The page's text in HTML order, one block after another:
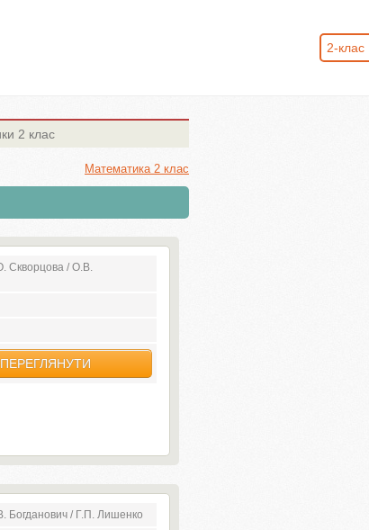
2-клас
2 клас
Математика 2 клас
Скворцова / О.В.
ПЕРЕГЛЯНУТИ
Богданович / Г.П. Лишенко